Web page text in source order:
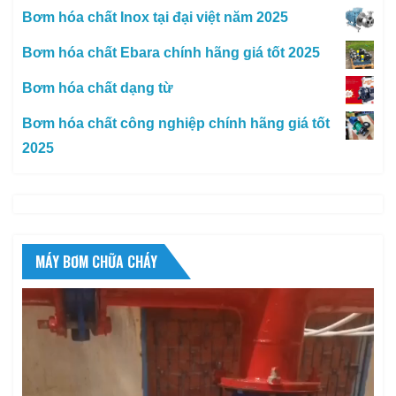
Bơm hóa chất Inox tại đại việt năm 2025
Bơm hóa chất Ebara chính hãng giá tốt 2025
Bơm hóa chất dạng từ
Bơm hóa chất công nghiệp chính hãng giá tốt
2025
MÁY BƠM CHỮA CHÁY
Trình
chơi